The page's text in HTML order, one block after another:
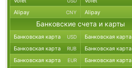
Alipay CNY Alipay
Банковские счета и карты
Банковская карта USD Банковская карта
Банковская карта RUB Банковская карта
Банковская карта EUR Банковская карта